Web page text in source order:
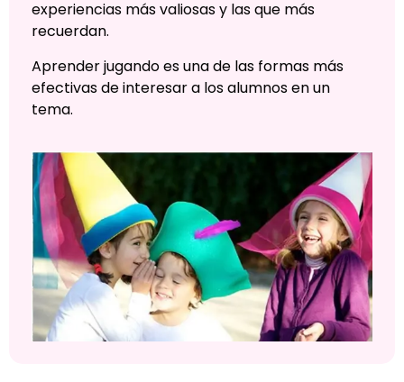
experiencias más valiosas y las que más
recuerdan.
Aprender jugando es una de las formas más
efectivas de interesar a los alumnos en un
tema.